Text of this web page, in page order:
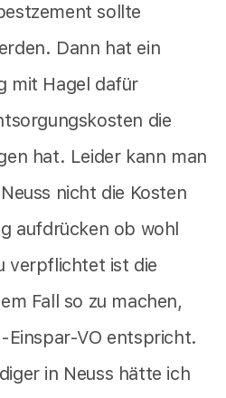
sollte
Dann hat ein
mit Hagel dafür
die
hat. Leider kann man
nicht die Kosten
aufdrücken ob wohl
verpflichtet ist die
Fall so zu machen,
Einspar-VO entspricht.
in Neuss hätte ich